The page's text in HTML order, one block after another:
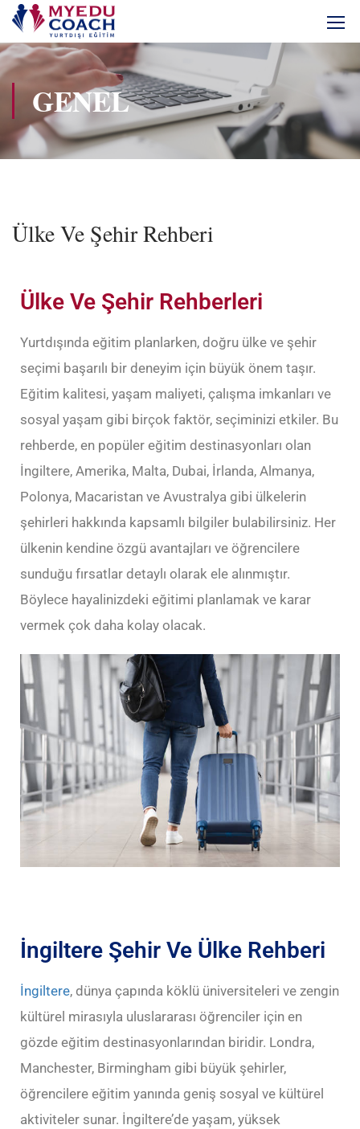
GENEL
Ülke Ve Şehir Rehberi
Ülke Ve Şehir Rehberleri
Yurtdışında eğitim planlarken, doğru ülke ve şehir
seçimi başarılı bir deneyim için büyük önem taşır.
Eğitim kalitesi, yaşam maliyeti, çalışma imkanları ve
sosyal yaşam gibi birçok faktör, seçiminizi etkiler. Bu
rehberde, en popüler eğitim destinasyonları olan
İngiltere, Amerika, Malta, Dubai, İrlanda, Almanya,
Polonya, Macaristan ve Avustralya gibi ülkelerin
şehirleri hakkında kapsamlı bilgiler bulabilirsiniz. Her
ülkenin kendine özgü avantajları ve öğrencilere
sunduğu fırsatlar detaylı olarak ele alınmıştır.
Böylece hayalinizdeki eğitimi planlamak ve karar
vermek çok daha kolay olacak.
İngiltere Şehir Ve Ülke Rehberi
İngiltere, dünya çapında köklü üniversiteleri ve zengin
kültürel mirasıyla uluslararası öğrenciler için en
gözde eğitim destinasyonlarından biridir. Londra,
Manchester, Birmingham gibi büyük şehirler,
öğrencilere eğitim yanında geniş sosyal ve kültürel
aktiviteler sunar. İngiltere’de yaşam, yüksek